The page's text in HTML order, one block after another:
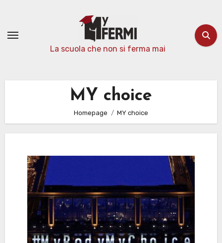
contenuto
La scuola che non si ferma mai
MY choice
Homepage MY choice